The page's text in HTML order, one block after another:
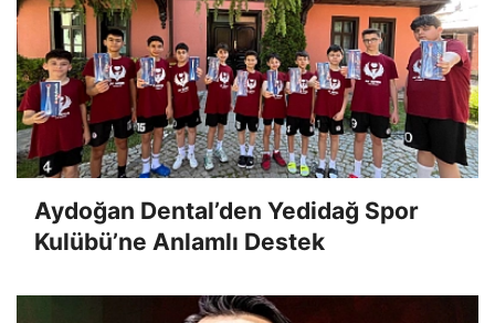
Aydoğan Dental’den Yedidağ Spor
Kulübü’ne Anlamlı Destek